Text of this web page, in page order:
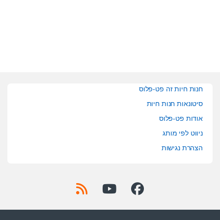
חנות חיות זה פט-פלוס
סיטונאות חנות חיות
אודות פט-פלוס
ניווט לפי מותג
הצהרת נגישות